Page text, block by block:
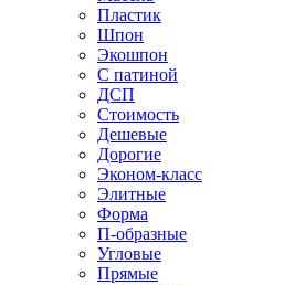
Пластик
Шпон
Экошпон
С патиной
ДСП
Стоимость
Дешевые
Дорогие
Эконом-класс
Элитные
Форма
П-образные
Угловые
Прямые